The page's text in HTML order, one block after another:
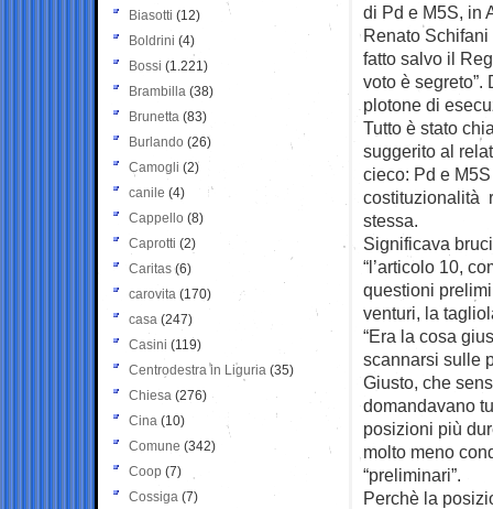
di Pd e M5S, in
Renato Schifani
fatto salvo il
voto è segreto”.
plotone di
Tutto è stato
suggerito al
cieco: Pd e
costituzionalità
stessa.
Significava
“l’articolo 10,
questioni
venturi, la
“Era la cosa
scannarsi sulle
Giusto, che
domandavano
posizioni più
molto meno
“preliminari”.
Perchè la
Biasotti (12)
Boldrini (4)
Bossi (1.221)
Brambilla (38)
Brunetta (83)
Burlando (26)
Camogli (2)
canile (4)
Cappello (8)
Caprotti (2)
Caritas (6)
carovita (170)
casa (247)
Casini (119)
Centrodestra in Liguria (35)
Chiesa (276)
Cina (10)
Comune (342)
Coop (7)
Cossiga (7)